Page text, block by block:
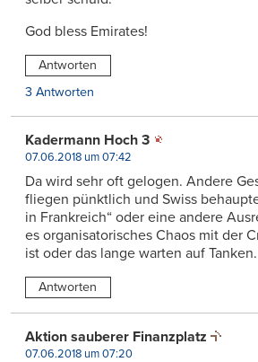
God bless Emirates!
Antworten
3 Antworten
Kadermann Hoch 3
07.06.2018 um 07:42
Da wird sehr oft gelogen. Andere
fliegen pünktlich und Swiss
in Frankreich“ oder eine andere
es organisatorisches Chaos mit der
ist oder das lange warten auf Tanken.
Antworten
Aktion sauberer Finanzplatz
07.06.2018 um 07:20